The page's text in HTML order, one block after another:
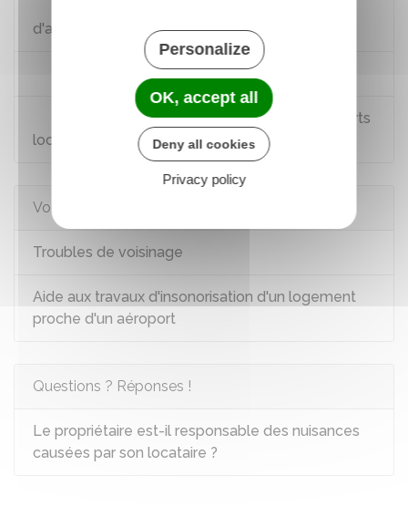
d'application de la réglementation acoustique
Code civil : article 1253
Loi n°89-462 du 6 juillet 1989 sur les rapports
locatifs : article 6
Voir aussi
Troubles de voisinage
Aide aux travaux d'insonorisation d'un logement
proche d'un aéroport
Questions ? Réponses !
Le propriétaire est-il responsable des nuisances
causées par son locataire ?
Personalize
OK, accept all
Deny all cookies
Privacy policy